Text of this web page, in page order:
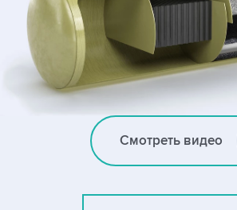
Смотреть видео